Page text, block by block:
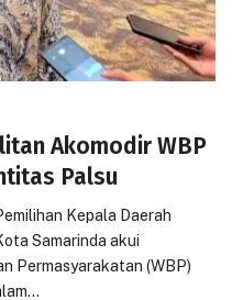
Akomodir WBP
Palsu
Kepala Daerah
Samarinda akui
Permasyarakatan (WBP)